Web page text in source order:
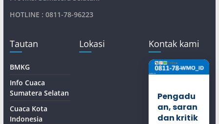
HOTLINE : 0811-78-96223
Tautan
BMKG
Info Cuaca
Sumatera Selatan
Cuaca Kota
Indonesia
Lokasi Kontak kami
Pengadu
an, saran
dan kritik